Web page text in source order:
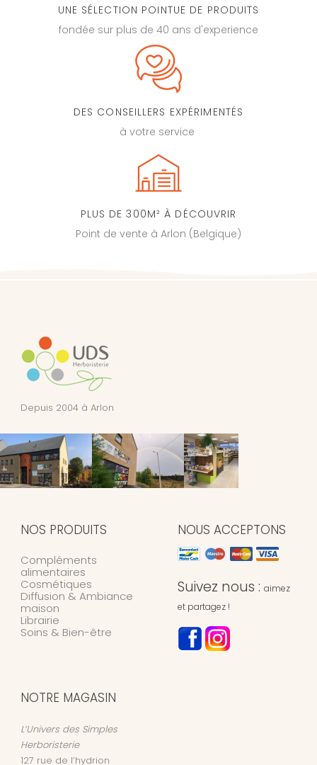
UNE SÉLECTION POINTUE DE PRODUITS
fondée sur plus de 40 ans d'experience
DES CONSEILLERS EXPÉRIMENTÉS
à votre service
PLUS DE 300M² À DÉCOUVRIR
Point de vente à Arlon (Belgique)
Depuis 2004 à Arlon
NOS PRODUITS
Compléments
alimentaires
Cosmétiques
Diffusion & Ambiance
maison
Librairie
Soins & Bien-être
NOUS ACCEPTONS
Suivez nous : aimez
et partagez !
NOTRE MAGASIN
L’Univers des Simples
Herboristerie
127 rue de l’hydrion